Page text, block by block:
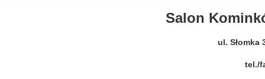
Salon
ul. Słomka
tel./